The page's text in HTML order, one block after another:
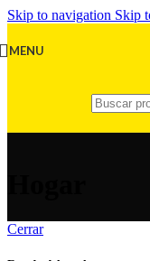
Skip to navigation Skip
MENU
Cerrar